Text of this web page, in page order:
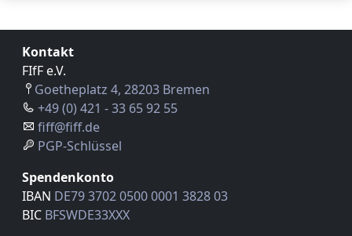
Kontakt
FIfF e.V.
Goetheplatz 4, 28203 Bremen
+49 (0) 421 - 33 65 92 55
fiff@fiff.de
PGP-Schlüssel
Spendenkonto
IBAN DE79 3702 0500 0001 3828 03
BIC BFSWDE33XXX